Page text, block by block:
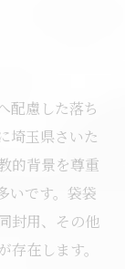
配慮した落ち
埼玉県さいた
的背景を尊重
いです。袋袋
封用、その他
在します。